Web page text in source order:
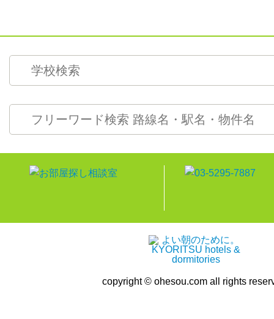
copyright © ohesou.com all rights